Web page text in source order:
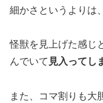
細かさというよりは
怪獣を見上げた感じ
んでいて 見入ってし
また、コマ割りも大